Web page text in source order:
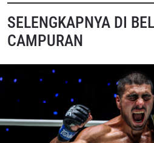
SELENGKAPNYA DI
CAMPURAN